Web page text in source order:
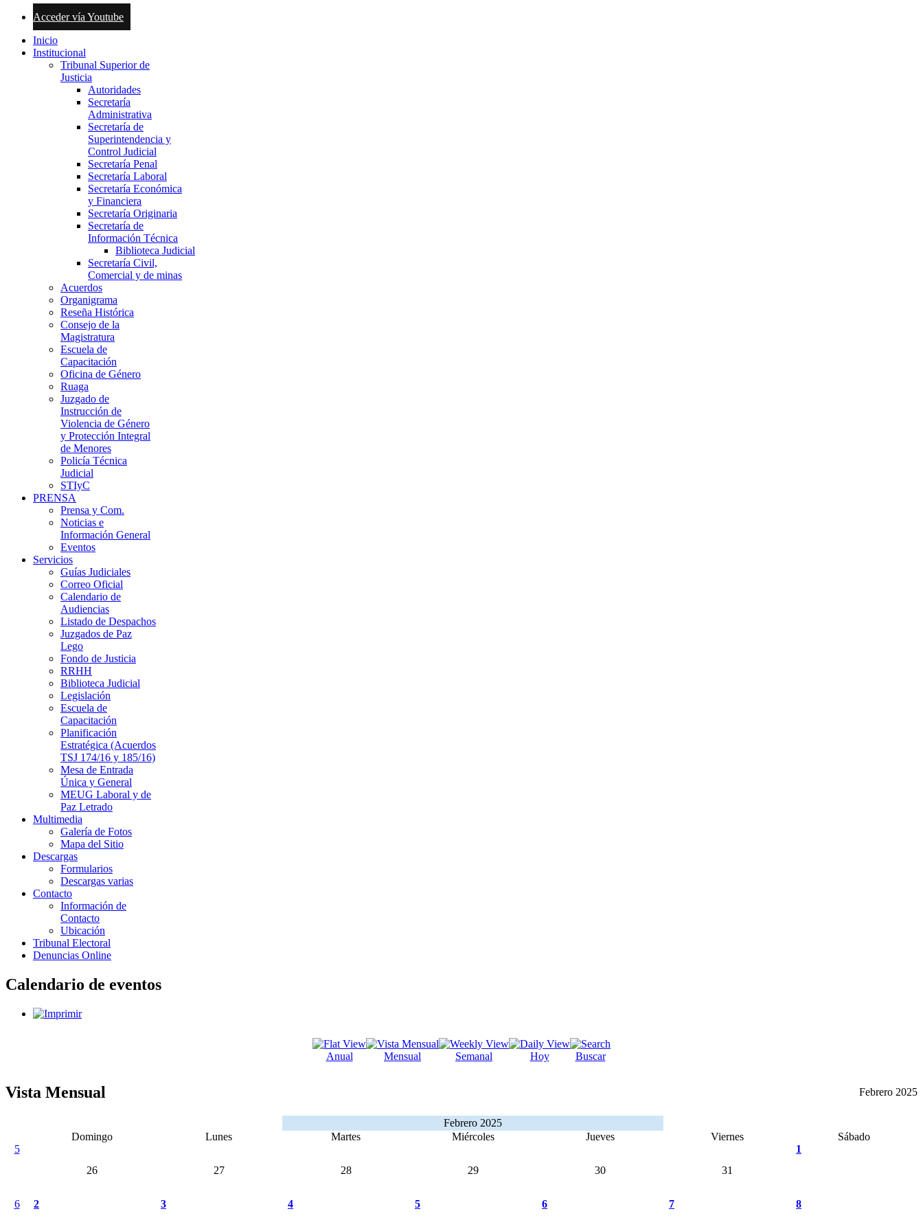
Acceder vía Youtube
Inicio
Institucional
Tribunal Superior de
Justicia
Autoridades
Secretaría
Administrativa
Secretaría de
Superintendencia y
Control Judicial
Secretaría Penal
Secretaría Laboral
Secretaría Económica
y Financiera
Secretaría Originaria
Secretaría de
Información Técnica
Biblioteca Judicial
Secretaría Civil,
Comercial y de minas
Acuerdos
Organigrama
Reseña Histórica
Consejo de la
Magistratura
Escuela de
Capacitación
Oficina de Género
Ruaga
Juzgado de
Instrucción de
Violencia de Género
y Protección Integral
de Menores
Policía Técnica
Judicial
STIyC
PRENSA
Prensa y Com.
Noticias e
Información General
Eventos
Servicios
Guías Judiciales
Correo Oficial
Calendario de
Audiencias
Listado de Despachos
Juzgados de Paz
Lego
Fondo de Justicia
RRHH
Biblioteca Judicial
Legislación
Escuela de
Capacitación
Planificación
Estratégica (Acuerdos
TSJ 174/16 y 185/16)
Mesa de Entrada
Única y General
MEUG Laboral y de
Paz Letrado
Multimedia
Galería de Fotos
Mapa del Sitio
Descargas
Formularios
Descargas varias
Contacto
Información de
Contacto
Ubicación
Tribunal Electoral
Denuncias Online
Calendario de eventos
Anual Mensual Semanal Hoy Buscar
Vista Mensual Febrero 2025
Febrero 2025
Domingo
Lunes Martes Miércoles Jueves Viernes
Sábado
5
26
27 28 29 30 31
1
6 2 3 4 5 6 7 8